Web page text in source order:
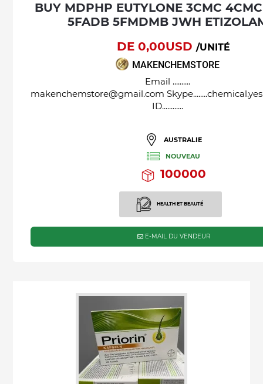
BUY MDPHP EUTYLONE 3CMC 4CMC APVP
5FADB 5FMDMB JWH
DE 0,00USD/UNITÉ
MAKENCHEMSTORE
Email ..........
makenchemstore@gmail.com
ID............
AUSTRALIE
NOUVEAU
100000
HEALTH ET BEAUTÉ
E-MAIL DU VENDEUR